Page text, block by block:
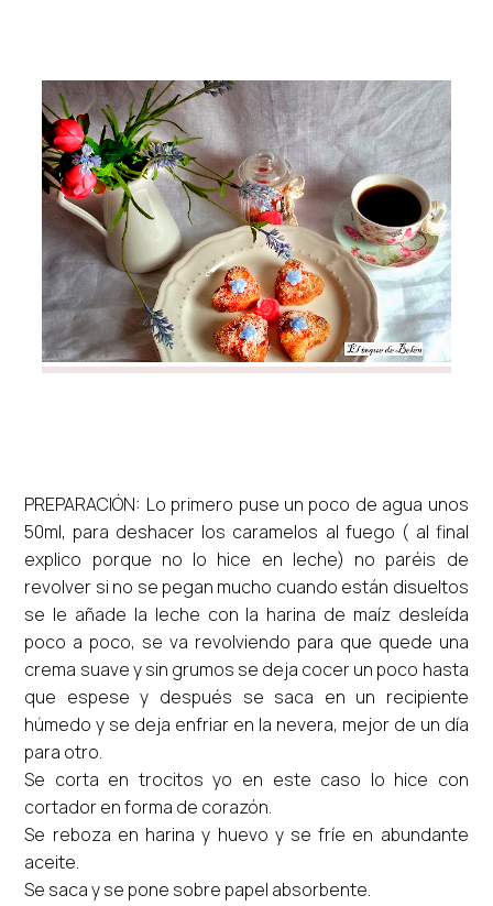
PREPARACIÓN: Lo primero puse un poco de agua unos
50ml, para deshacer los caramelos al fuego ( al final
explico porque no lo hice en leche) no paréis de
revolver si no se pegan mucho cuando están disueltos
se le añade la leche con la harina de maíz desleída
poco a poco, se va revolviendo para que quede una
crema suave y sin grumos se deja cocer un poco hasta
que espese y después se saca en un recipiente
húmedo y se deja enfriar en la nevera, mejor de un día
para otro.
Se corta en trocitos yo en este caso lo hice con
cortador en forma de corazón.
Se reboza en harina y huevo y se fríe en abundante
aceite.
Se saca y se pone sobre papel absorbente.